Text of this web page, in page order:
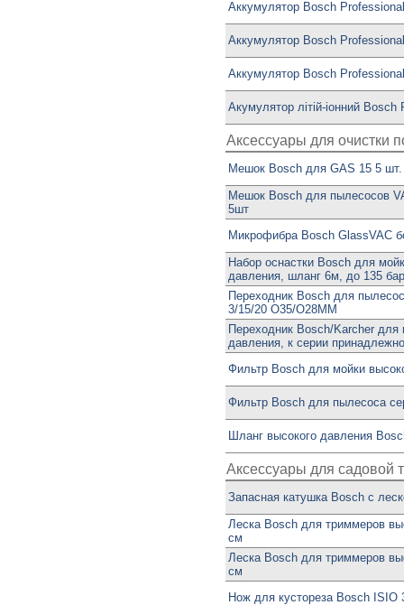
Аккумулятор Bosch
Аккумулятор Bosch
Аккумулятор Bosch
Акумулятор лiтiй-iонний Bosch
Аксессуары для очистки
Мешок Bosch для GAS 15 5
Мешок Bosch для пылесосов
5шт
Микрофибра Bosch GlassVAC
Набор оснастки Bosch для
давления, шланг 6м, до 135 бар
Переходник Bosch для
3/15/20 O35/O28MM
Переходник Bosch/Karcher для
давления, к серии
Фильтр Bosch для мойки
Фильтр Bosch для пылесоса
Шланг высокого давления
Аксессуары для садовой
Запасная катушка Bosch с
Леска Bosch для триммеров
см
Леска Bosch для триммеров
см
Нож для кустореза Bosch ISIO